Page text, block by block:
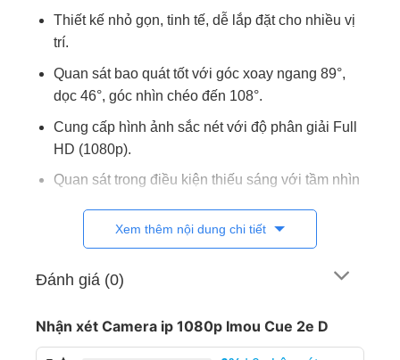
Thiết kế nhỏ gọn, tinh tế, dễ lắp đặt cho nhiều vị
trí.
Quan sát bao quát tốt với góc xoay ngang 89°,
dọc 46°, góc nhìn chéo đến 108°.
Cung cấp hình ảnh sắc nét với độ phân giải Full
HD (1080p).
Quan sát trong điều kiện thiếu sáng với tầm nhìn
Phát hiện xâm nhập, phát còi báo, gửi cảnh báo
xâm nhập.
(Android, iOS).
Xem thêm nội dung chi tiết
Đánh giá (0)
Nhận xét Camera ip 1080p Imou Cue 2e D